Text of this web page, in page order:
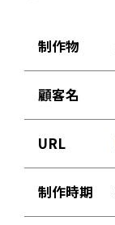
制作物
顧客名
URL
制作時期